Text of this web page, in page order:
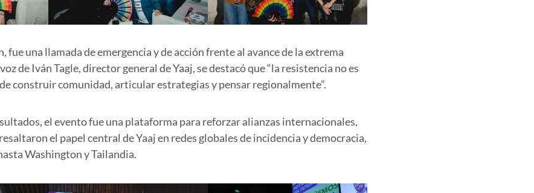
fue una llamada de emergencia y de acción frente al avance de la extrema
de Iván Tagle, director general de Yaaj, se destacó que “la resistencia no es
construir comunidad, articular estrategias y pensar regionalmente”.
el evento fue una plataforma para reforzar alianzas internacionales,
el papel central de Yaaj en redes globales de incidencia y democracia,
Washington y Tailandia.